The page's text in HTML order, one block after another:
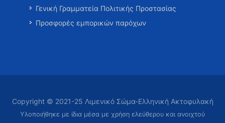
Γενική Γραμματεία Πολιτικής Προστασίας
Προσφορές εμπορικών παρόχων
Copyright © 2021-25 Λιμενικό Σώμα-Ελληνική Ακτοφυλακή
Υλοποιήθηκε με ίδια μέσα με χρήση ελεύθερου και ανοιχτού